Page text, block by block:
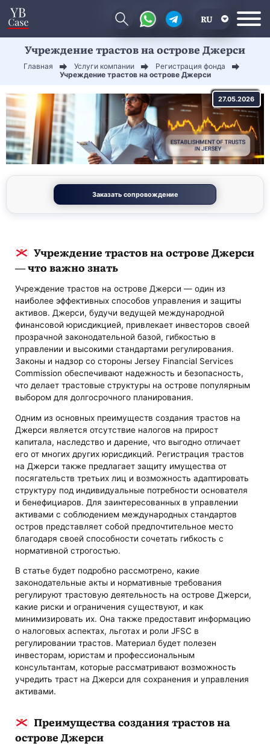
RU
EN
Учреждение трастов на острове Джерси
Главная Услуги компании
Регистрация фонда
Учреждение трастов на острове Джерси
27.05.2026
Заказать сопровождение
Учреждение трастов на острове Джерси
— что важно знать
Учреждение трастов на острове Джерси — один из
наиболее эффективных способов управления и защиты
активов. Джерси, будучи ведущей международной
финансовой юрисдикцией, привлекает инвесторов своей
прозрачной законодательной базой, гибкостью в
управлении и высокими стандартами регулирования.
Законы и надзор со стороны Jersey Financial Services
Commission обеспечивают надежность и безопасность,
что делает трастовые структуры на острове популярным
выбором для долгосрочного планирования.
Одним из основных преимуществ создания трастов на
Джерси является отсутствие налогов на прирост
капитала, наследство и дарение, что выгодно отличает
его от многих других юрисдикций. Регистрация трастов
на Джерси также предлагает защиту имущества от
посягательств третьих лиц и возможность адаптировать
структуру под индивидуальные потребности основателя
и бенефициаров. Для заинтересованных в управлении
активами с соблюдением международных стандартов
остров представляет собой предпочтительное место
благодаря своей способности сочетать гибкость с
нормативной строгостью.
В статье будет подробно рассмотрено, какие
законодательные акты и нормативные требования
регулируют трастовую деятельность на острове Джерси,
какие риски и ограничения существуют, и как
минимизировать их. Она также предоставит информацию
о налоговых аспектах, льготах и роли JFSC в
регулировании трастов. Материал будет полезен
инвесторам, юристам и профессиональным
консультантам, которые рассматривают возможность
учредить траст на Джерси для сохранения и управления
активами.
Преимущества создания трастов на
острове Джерси